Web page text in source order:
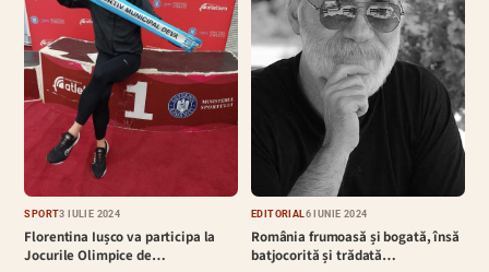
SPORT3 IULIE 2024
Florentina Iușco va participa la
Jocurile Olimpice de…
EDITORIAL 6 IUNIE 2024
România frumoasă și bogată, însă
batjocorită și trădată…